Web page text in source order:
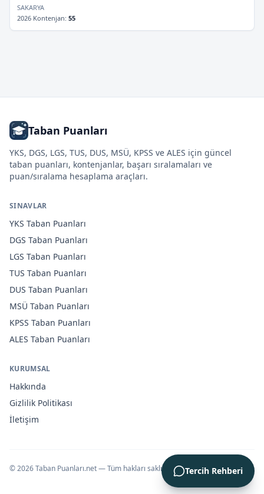
SAKARYA
2026 Kontenjan: 55
Taban Puanları
YKS, DGS, LGS, TUS, DUS, MSÜ, KPSS ve ALES için güncel
taban puanları, kontenjanlar, başarı sıralamaları ve
puan/sıralama hesaplama araçları.
SINAVLAR
YKS Taban Puanları
DGS Taban Puanları
LGS Taban Puanları
TUS Taban Puanları
DUS Taban Puanları
MSÜ Taban Puanları
KPSS Taban Puanları
ALES Taban Puanları
KURUMSAL
Hakkında
Gizlilik Politikası
İletişim
©2026Taban Puanları.net — Tüm hakları saklıdır. Tercih Rehberi